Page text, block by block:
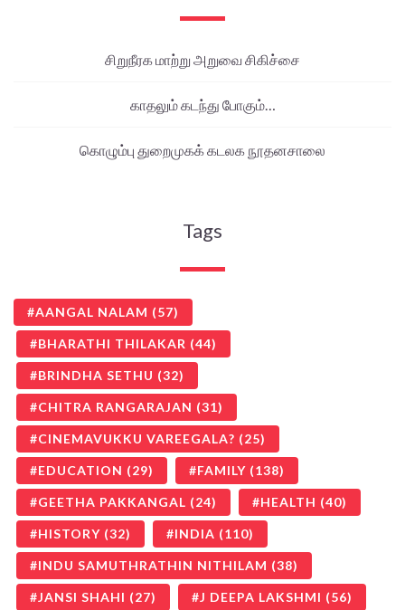
சிறுநீரக மாற்று அறுவை சிகிச்சை
காதலும் கடந்து போகும்…
கொழும்பு துறைமுகக் கடலக நூதனசாலை
Tags
AANGAL NALAM (57)
BHARATHI THILAKAR (44)
BRINDHA SETHU (32)
CHITRA RANGARAJAN (31)
CINEMAVUKKU VAREEGALA? (25)
EDUCATION (29) FAMILY (138)
GEETHA PAKKANGAL (24) HEALTH (40)
HISTORY (32) INDIA (110)
INDU SAMUTHRATHIN NITHILAM (38)
JANSI SHAHI (27) J DEEPA LAKSHMI (56)